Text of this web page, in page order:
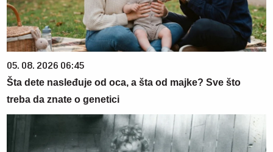
05. 08. 2026 06:45
Šta dete nasleđuje od oca, a šta od majke? Sve što
treba da znate o genetici